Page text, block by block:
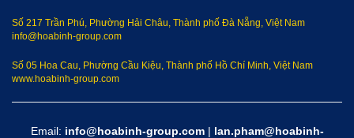
Số 217 Trần Phú, Phường Hải Châu, Thành phố Đà Nẵng, Việt Nam
info@hoabinh-group.com
Số 05 Hoa Cau, Phường Cầu Kiệu, Thành phố Hồ Chí Minh, Việt Nam
www.hoabinh-group.com
Email: info@hoabinh-group.com| lan.pham@hoabinh-